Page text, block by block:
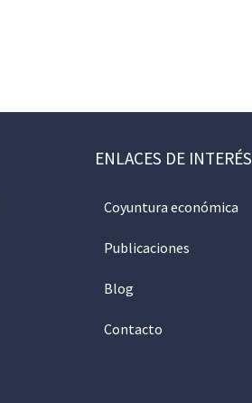
ENLACES DE INTERÉS
Coyuntura económica
Publicaciones
Blog
Contacto